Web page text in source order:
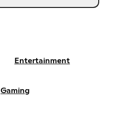
Entertainment
Gaming